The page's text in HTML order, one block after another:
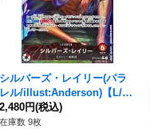
シルバーズ・レイリー(パラ
レル/illust:Anderson)【L/
P】{OP12-001}
2,480円(税込)
在庫数 9枚